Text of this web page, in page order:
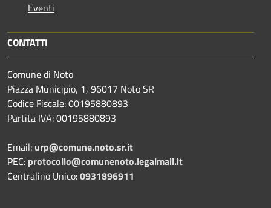
Eventi
CONTATTI
Comune di Noto
Piazza Municipio, 1, 96017 Noto SR
Codice Fiscale: 00195880893
Partita IVA: 00195880893
Email: urp@comune.noto.sr.it
PEC: protocollo@comunenoto.legalmail.it
Centralino Unico:0931896911